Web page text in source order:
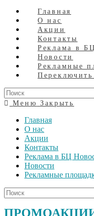
Главная
О нас
Акции
Контакты
Реклама в
Новости
Рекламные
Меню Закрыть
Главная
О нас
Акции
Контакты
Реклама в БЦ
Новости
Рекламные